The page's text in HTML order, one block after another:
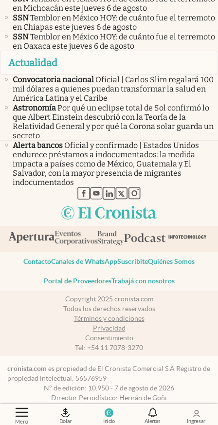
Menú Dolar Inicio Alertas Ingresar
en Michoacán este jueves 6 de agosto
SSNTemblor en México HOY: de cuánto fue el terremoto
en Chiapas este jueves 6 de agosto
SSNTemblor en México HOY: de cuánto fue el terremoto
en Oaxaca este jueves 6 de agosto
Actualidad
Convocatoria nacional Oficial | Carlos Slim regalará 100
mil dólares a quienes puedan transformar la salud en
América Latina y el Caribe
AstronomíaPor qué un eclipse total de Sol confirmó lo
que Albert Einstein descubrió con la Teoría de la
Relatividad General y por qué la Corona solar guarda un
secreto
Alerta bancos Oficial y confirmado | Estados Unidos
endurece préstamos a indocumentados: la medida
impacta a países como de México, Guatemala y El
Salvador, con la mayor presencia de migrantes
indocumentados
abre en nueva pestaña
abre en nueva pestaña
abre en nueva pestaña
abre en nueva pestaña
abre en nueva pestaña
ContactoCanales de WhatsAppSuscribiteQuiénes Somos
Portal de ProveedoresTrabajá con nosotros
Copyright 2025 cronista.com
Todos los derechos reservados
Términos y condiciones
Privacidad
Consentimiento
Tel: +54 11 7078-3270
cronista.com es propiedad de El Cronista Comercial S.A Registro de
propiedad intelectual: 56576959
N° de edición: 10.950 - 7 de agosto de 2026
Director Periodístico: Hernán de Goñi